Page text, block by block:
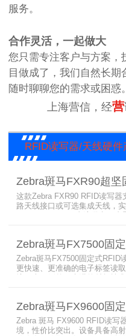
服务。
合作灵活，一起做大
您只需专注客户与方案，
目做成了，我们自然长
随时聊聊您的需求或困惑。
上海营信，经营
RFID读写器/天线硬件
这款Zebra FXR90 RFID读写
路天线接口或可选集成天线，
识别能力。
Zebra斑马FX7500固
Zebra斑马FX7500固定式RFID
更快速、更准确的电子标签读
平均成本提供稳定的高性能，
力。
Zebra斑马FX9600固
Zebra 斑马 FX9600 RFID读写
境，性价比突出。设备具备高